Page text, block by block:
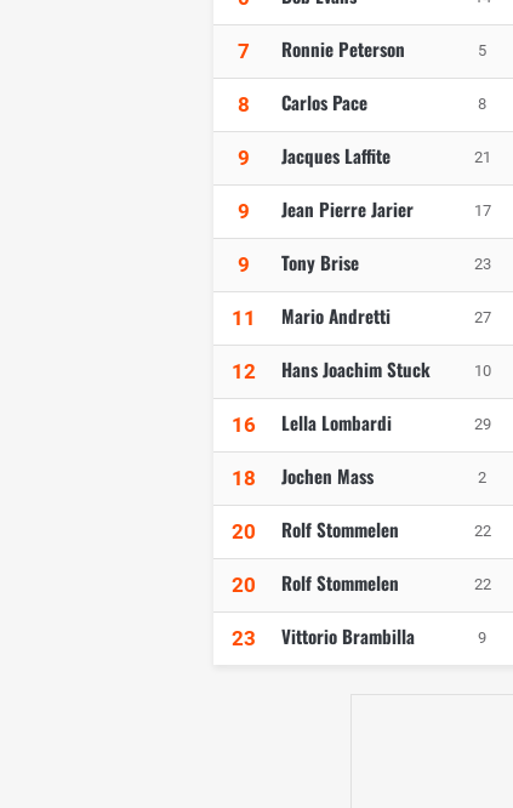
7 Ronnie Peterson 5
8 Carlos Pace 8
9 Jacques Laffite 21
9 Jean Pierre Jarier 17
9 Tony Brise 23
11 Mario Andretti 27
12 Hans Joachim Stuck 10
16 Lella Lombardi 29
18 Jochen Mass 2
20 Rolf Stommelen 22
20 Rolf Stommelen 22
23 Vittorio Brambilla 9